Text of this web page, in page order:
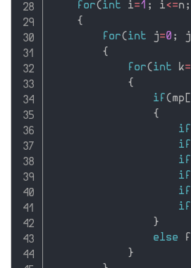
for(int i=1 ; i<=n ;
{
for(int j=0 ; j
{
for(int k=
{
if (mp [
{
if
if
if
if
if
if
}
else f
}